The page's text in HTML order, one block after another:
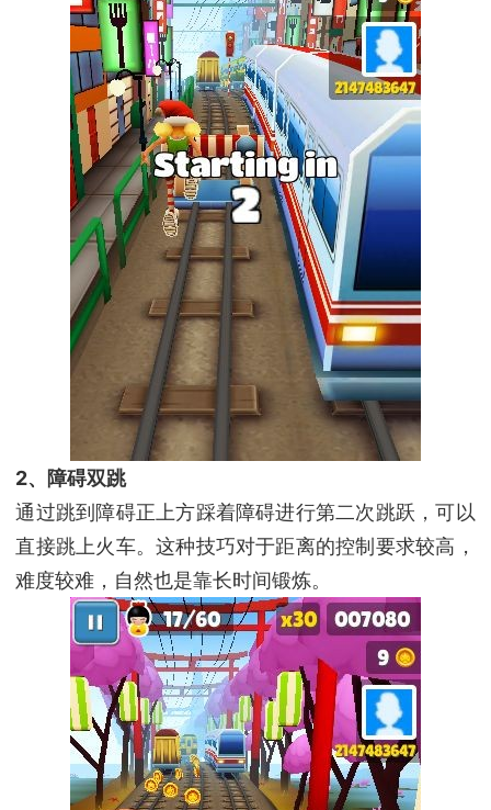
2、障碍双跳
通过跳到障碍正上方踩着障碍进行第二次跳跃，可以
直接跳上火车。这种技巧对于距离的控制要求较高，
难度较难，自然也是靠长时间锻炼。